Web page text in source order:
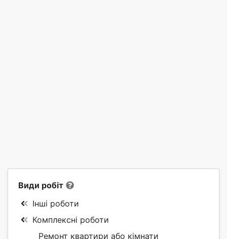
Види робіт
Інші роботи
Комплексні роботи
Ремонт квартири або кімнати